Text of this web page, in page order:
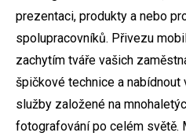
prezentaci, produkty a nebo
spolupracovníků. Přivezu
zachytím tváře vašich
špičkové technice a
služby založené na
fotografování po celém světě.